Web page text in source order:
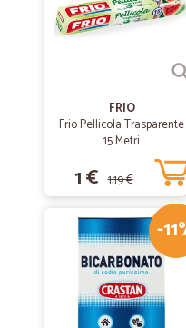
FRIO
Frio Pellicola Trasparente
15 Metri
1 € 1,19 €
-